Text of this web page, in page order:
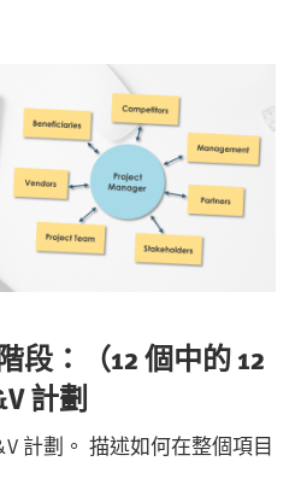
段：（12 個中的 12
計劃
計劃。 描述如何在整個項目